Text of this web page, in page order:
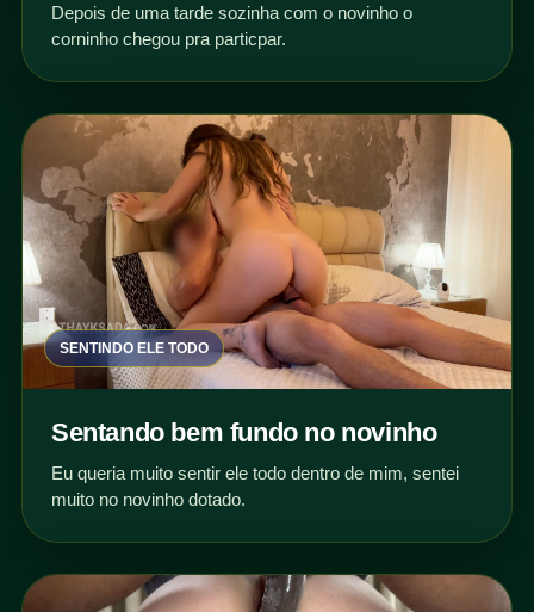
Depois de uma tarde sozinha com o novinho o
corninho chegou pra particpar.
SENTINDO ELE TODO
Sentando bem fundo no novinho
Eu queria muito sentir ele todo dentro de mim, sentei
muito no novinho dotado.